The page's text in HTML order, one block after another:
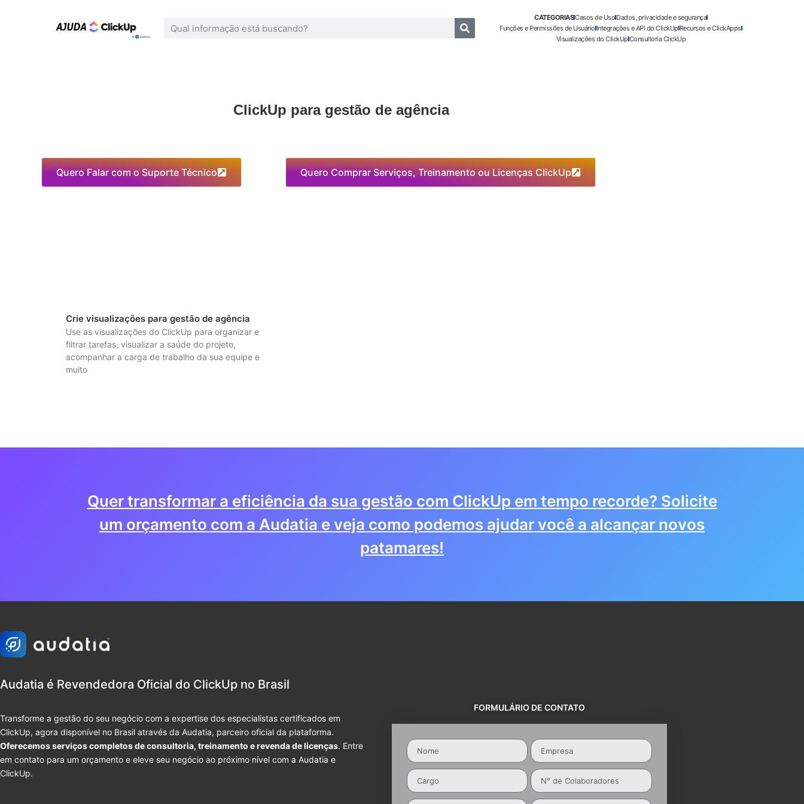
CATEGORIASCasos de Uso Dados, privacidade e segurança
Funções e Permissões de UsuárioIntegrações e API do ClickUpRecursos e ClickApps
Visualizações do ClickUpConsultoria ClickUp
ClickUp para gestão de agência
Quero Falar com o Suporte Técnico Quero Comprar Serviços, Treinamento ou Licenças ClickUp
Crie visualizações para gestão de agência
Use as visualizações do ClickUp para organizar e
filtrar tarefas, visualizar a saúde do projeto,
acompanhar a carga de trabalho da sua equipe e
muito
Quer transformar a eficiência da sua gestão com ClickUp em tempo recorde? Solicite
um orçamento com a Audatia e veja como podemos ajudar você a alcançar novos
patamares!
Audatia é Revendedora Oficial do ClickUp no Brasil
Transforme a gestão do seu negócio com a expertise dos especialistas certificados em
ClickUp, agora disponível no Brasil através da Audatia, parceiro oficial da plataforma.
Oferecemos serviços completos de consultoria, treinamento e revenda de licenças. Entre
em contato para um orçamento e eleve seu negócio ao próximo nível com a Audatia e
ClickUp.
FORMULÁRIO DE CONTATO